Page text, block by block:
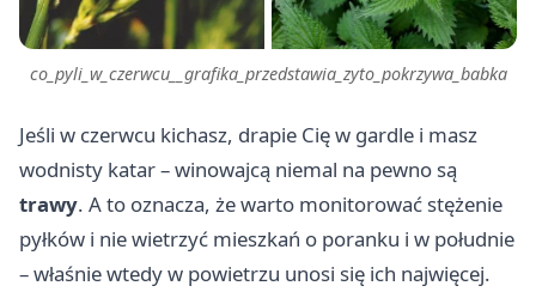
co_pyli_w_czerwcu__grafika_przedstawia_zyto_pokrzywa_babka
Jeśli w czerwcu kichasz, drapie Cię w gardle i masz
wodnisty katar – winowajcą niemal na pewno są
trawy. A to oznacza, że warto monitorować stężenie
pyłków i nie wietrzyć mieszkań o poranku i w południe
– właśnie wtedy w powietrzu unosi się ich najwięcej.